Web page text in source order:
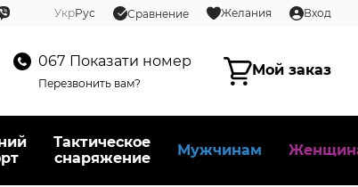
УкрРус Сравнение Желания Вход
067 Показати номер
Перезвонить вам?
Мой заказ
Тактическое
снаряжение
Мужчинам